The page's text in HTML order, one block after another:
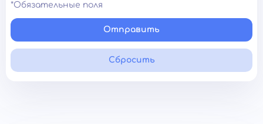
*Обязательные поля
Отправить
Сбросить